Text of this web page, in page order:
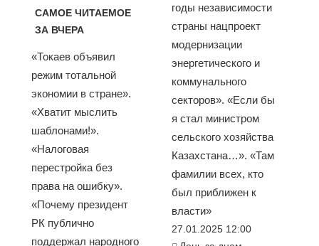
САМОЕ ЧИТАЕМОЕ
ЗА ВЧЕРА
«Токаев объявил
режим тотальной
экономии в стране».
«Хватит мыслить
шаблонами!».
«Налоговая
перестройка без
права на ошибку».
«Почему президент
РК публично
поддержал народного
годы независимости
страны нацпроект
модернизации
энергетического и
коммунального
секторов». «Если бы
я стал министром
сельского хозяйства
Казахстана…». «Там
фамилии всех, кто
был приближен к
власти»
27.01.2025 12:00